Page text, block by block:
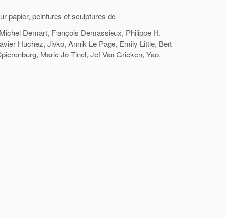
papier, peintures et sculptures de
Demart, François Demassieux, Philippe H.
Huchez, Jivko, Annik Le Page, Emily Little, Bert
Marie-Jo Tinel, Jef Van Grieken, Yao.